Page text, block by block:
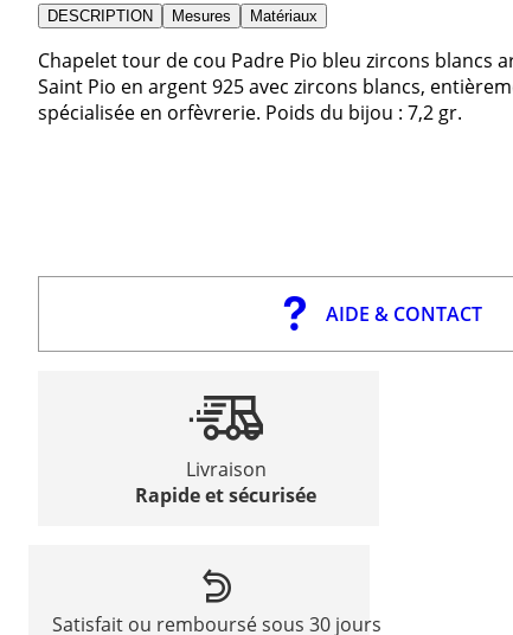
DESCRIPTION Mesures Matériaux
Chapelet tour de cou Padre Pio bleu zircons blancs
Saint Pio en argent 925 avec zircons blancs,
spécialisée en orfèvrerie. Poids du bijou : 7,2 gr.
AIDE & CONTACT
Livraison
Rapide et sécurisée
Satisfait ou remboursé sous 30 jours